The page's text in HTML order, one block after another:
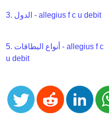
BIN
v2
BIN
from
Banks
3. الدول - allegius f c u debit
5. أنواع البطاقات - allegius f c
u debit